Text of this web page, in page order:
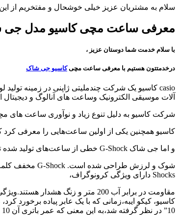
سلام به مشتریان عزیز خیلی خوشحال و مفتخریم از
معرفی ساعت مچی کاسیو مدل
با سلام خدمت شما دوستان عزیز ،
درخدمتتون هستیم با معرفی ساعت مچیکاسیو جی شاک
casio کاسیو یک شرکت چندملیتی ژاپنی در زمینه تولید لوازم الکترونیکی است.
آلات موسیقی الکترونیک وساعت های آنالوگ و دیجیتال است.
شرکت کاسیو به دلیل تنوع زیاد و نوآوری ساعت های
کاسیو همچنین یکی از اولین ساعت‌هایی را معرفی کرد
و اما جی شاک G-Shock خطی از ساعت‌های تولید شده توسط شرکت الکترونیک ژاپنی کاسیو است که برای مقاومت در برابر استرس مکانیکی،
Shocks دارای ویژگی کرونوگراف،